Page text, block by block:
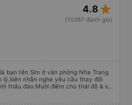
4.8 star_rate
(10397 đánh giá)
bạn tên Sim ở văn phòng Nha Trang
nhẫn nghe yêu cầu thay đổi
thấu đáo.Mười điểm cho thái độ & sự
với bạn Sim và có hỏi thăm tài xế